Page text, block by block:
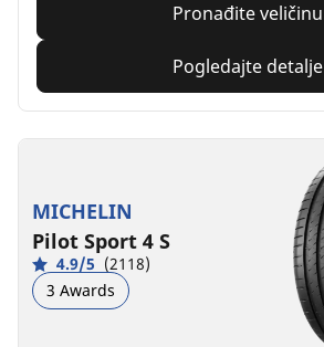
Pronađite veličinu
Pogledajte detalje
MICHELIN
Pilot Sport 4 S
4.9/5 (2118)
3 Awards